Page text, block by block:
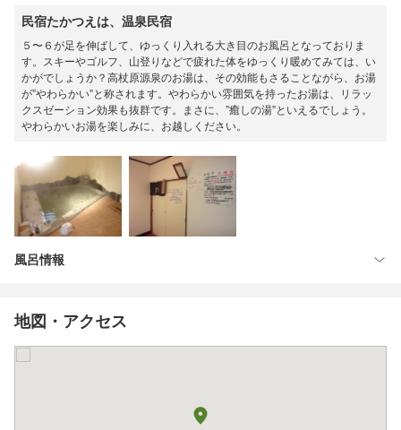
民宿たかつえは、温泉民宿
５〜６が足を伸ばして、ゆっくり入れる大き目のお風呂となっておりま
す。スキーやゴルフ、山登りなどで疲れた体をゆっくり暖めてみては、い
かがでしょうか？高杖原源泉のお湯は、その効能もさることながら、お湯
が”やわらかい”と称されます。やわらかい雰囲気を持ったお湯は、リラッ
クスゼーション効果も抜群です。まさに、”癒しの湯”といえるでしょう。
やわらかいお湯を楽しみに、お越しください。
風呂情報
地図・アクセス